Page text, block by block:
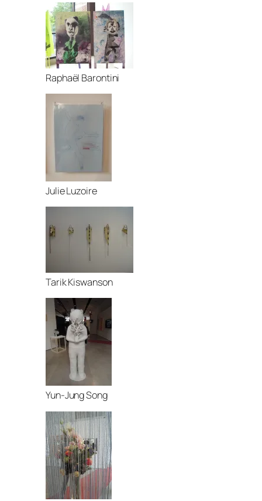
Raphaël Barontini
Julie Luzoire
Tarik Kiswanson
Yun-Jung Song